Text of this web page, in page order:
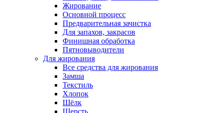
Жирование
Основной процесс
Предварительная зачистка
Для запахов, закрасов
Финишная обработка
Пятновыводители
Для жирования
Все средства для жирования
Замша
Текстиль
Хлопок
Шёлк
Шерсть